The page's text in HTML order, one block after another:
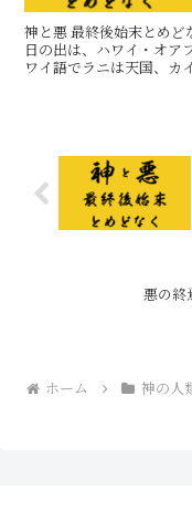
神と悪 最終後始末とめ
日の出は、ハワイ・オア
ワイ語でラニは天国、カ
悪の
ホーム 神の人